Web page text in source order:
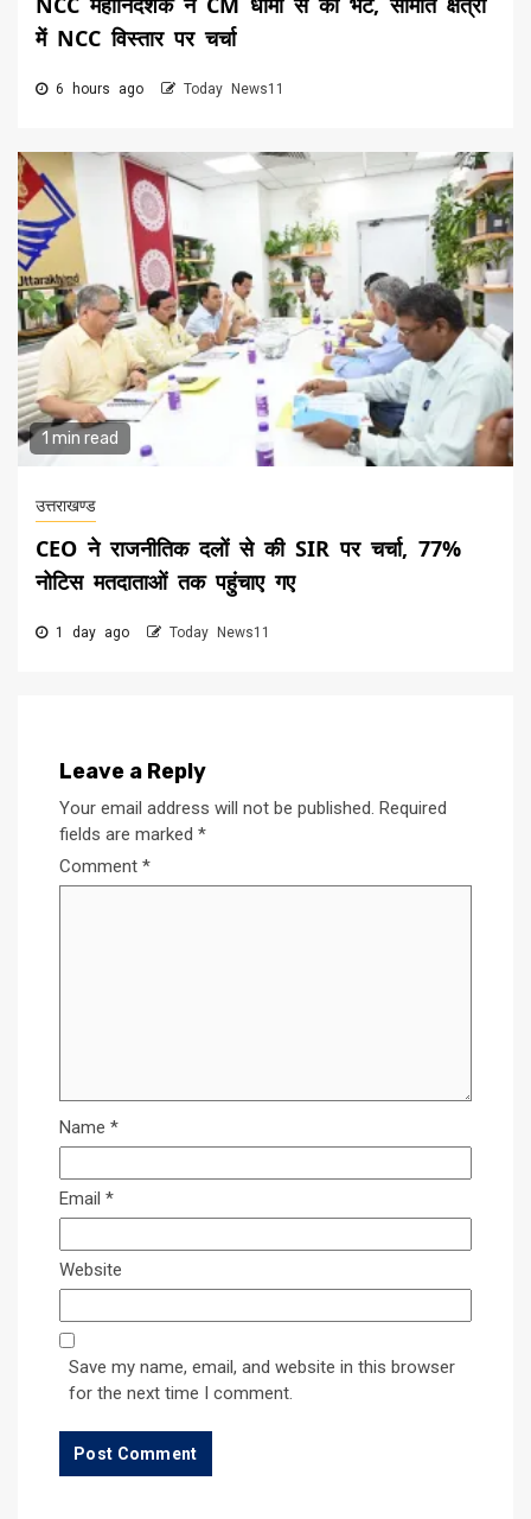
में NCC विस्तार पर चर्चा
6 hours ago Today News11
1 min read
उत्तराखण्ड
CEO ने राजनीतिक दलों से की SIR पर चर्चा, 77%
नोटिस मतदाताओं तक पहुंचाए गए
1 day ago Today News11
Leave a Reply
Your email address will not be published. Required
fields are marked *
Comment *
Name *
Email *
Website
Save my name, email, and website in this browser
for the next time I comment.